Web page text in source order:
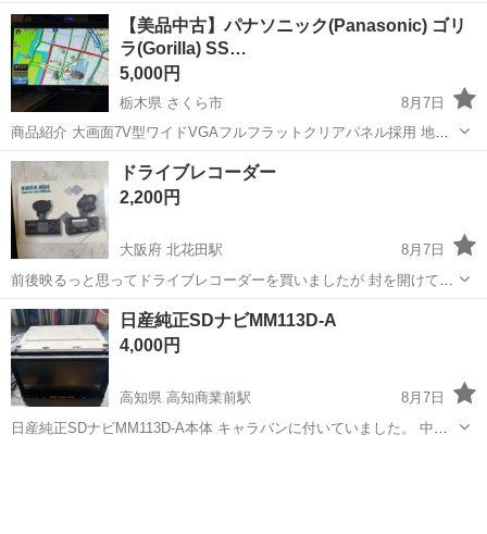
【美品中古】パナソニック(Panasonic) ゴリ
ラ(Gorilla) SS…
5,000円
栃木県 さくら市
8月7日
商品紹介 大画面7V型ワイドVGAフルフラットクリアパネル採用 地図
上の小さい文字も見やすい、7V型ワイドVGA液晶モニター採用 フルフ
ラットパネルにより、大画面ながらスタイリッシュなボディデザイン
を実現 高速処理回路「...
栃木 さくら市 カーナビ、テレビ
ドライブレコーダー
2,200円
大阪府 北花田駅
8月7日
前後映るっと思ってドライブレコーダーを買いましたが 封を開けて、
セットしようとしたら 後のカメラは後方ではなく、車内の事みたい
で、 セットする前に又、箱に入れました。 全くの新品です。
大阪 堺市 北花田駅 カーナビ、テレビ
日産純正SDナビMM113D-A
4,000円
高知県 高知商業前駅
8月7日
日産純正SDナビMM113D-A本体 キャラバンに付いていました。 中古